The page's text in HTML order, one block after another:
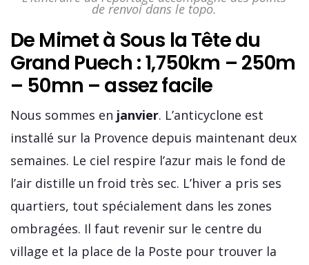
de renvoi dans le topo.
De Mimet à Sous la Tête du
Grand Puech : 1,750km – 250m
– 50mn – assez facile
Nous sommes en janvier. L’anticyclone est
installé sur la Provence depuis maintenant deux
semaines. Le ciel respire l’azur mais le fond de
l’air distille un froid très sec. L’hiver a pris ses
quartiers, tout spécialement dans les zones
ombragées. Il faut revenir sur le centre du
village et la place de la Poste pour trouver la